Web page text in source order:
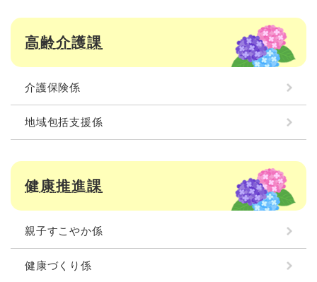
高齢介護課
介護保険係
地域包括支援係
健康推進課
親子すこやか係
健康づくり係